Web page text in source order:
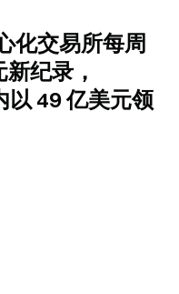
化交易所每周
纪录，
以 49 亿美元领